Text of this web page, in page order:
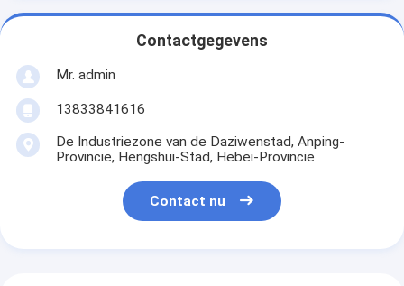
Contactgegevens
Mr. admin
13833841616
De Industriezone van de Daziwenstad, Anping-
Provincie, Hengshui-Stad, Hebei-Provincie
Contact nu